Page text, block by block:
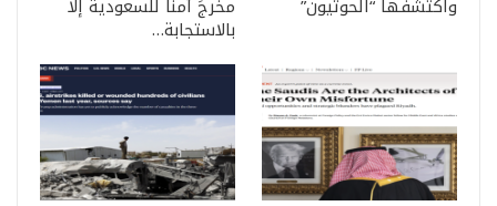
واكتشفها “الحوثيون” مخرجَ آمنًا للسعودية إلا
بالاستجابة…